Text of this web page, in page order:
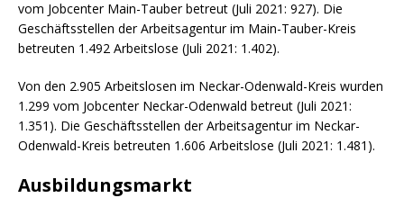
vom Jobcenter Main-Tauber betreut (Juli 2021: 927). Die
Geschäftsstellen der Arbeitsagentur im Main-Tauber-Kreis
betreuten 1.492 Arbeitslose (Juli 2021: 1.402).
Von den 2.905 Arbeitslosen im Neckar-Odenwald-Kreis wurden
1.299 vom Jobcenter Neckar-Odenwald betreut (Juli 2021:
1.351). Die Geschäftsstellen der Arbeitsagentur im Neckar-
Odenwald-Kreis betreuten 1.606 Arbeitslose (Juli 2021: 1.481).
Ausbildungsmarkt